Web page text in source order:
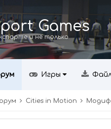
Games
и не только
Игры
Cities in Motion